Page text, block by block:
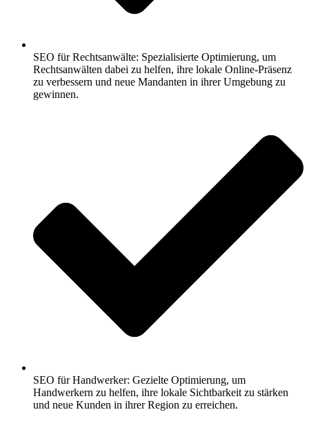
SEO für Rechtsanwälte: Spezialisierte Optimierung, um
Rechtsanwälten dabei zu helfen, ihre lokale Online-Präsenz
zu verbessern und neue Mandanten in ihrer Umgebung zu
gewinnen.
SEO für Handwerker: Gezielte Optimierung, um
Handwerkern zu helfen, ihre lokale Sichtbarkeit zu stärken
und neue Kunden in ihrer Region zu erreichen.